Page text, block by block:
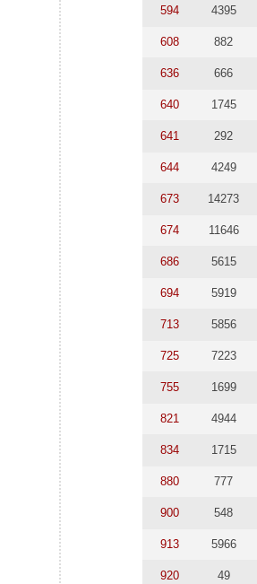
594 4395
608 882
636 666
640 1745
641 292
644 4249
673 14273
674 11646
686 5615
694 5919
713 5856
725 7223
755 1699
821 4944
834 1715
880 777
900 548
913 5966
920 49